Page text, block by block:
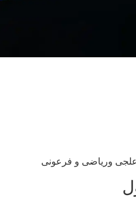
ورياضى و فرعونى